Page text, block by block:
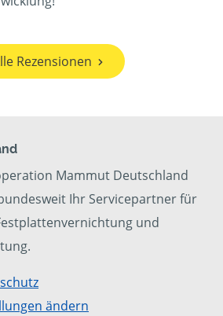
Rezensionen
Mammut Deutschland
Ihr Servicepartner für
und
ändern